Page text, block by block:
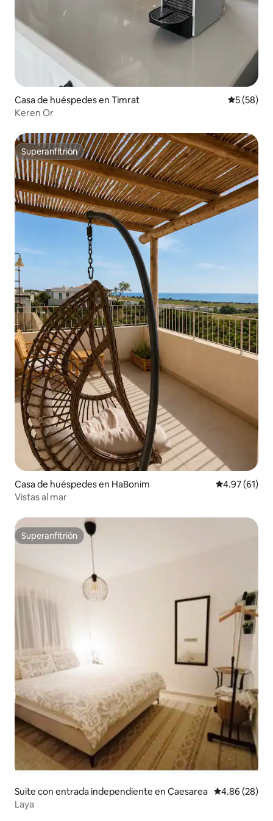
Casa de huéspedes en Timrat
5 (58)
Keren Or
Superanfitrión
Superanfitrión
Casa de huéspedes en HaBonim Calificación
4.97 (61)
Vistas al mar
Superanfitrión
Superanfitrión
Suite con entrada independiente en Caesarea Calificación
4.86 (28)
Laya